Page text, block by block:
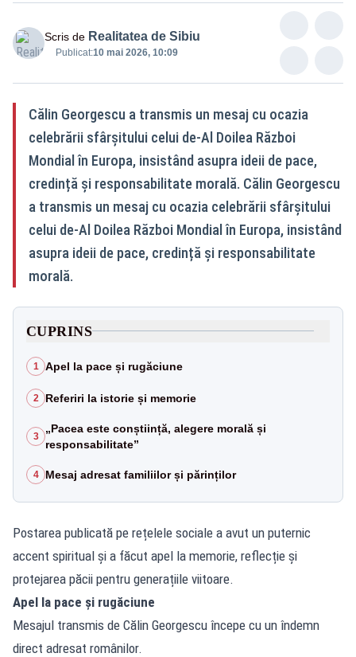
Scris de Realitatea de Sibiu
Publicat:10 mai 2026, 10:09
Călin Georgescu a transmis un mesaj cu ocazia
celebrării sfârșitului celui de-Al Doilea Război
Mondial în Europa, insistând asupra ideii de pace,
credință și responsabilitate morală. Călin Georgescu
a transmis un mesaj cu ocazia celebrării sfârșitului
celui de-Al Doilea Război Mondial în Europa, insistând
asupra ideii de pace, credință și responsabilitate
morală.
CUPRINS
1 Apel la pace și rugăciune
2 Referiri la istorie și memorie
3
„Pacea este conștiință, alegere morală și
responsabilitate”
4 Mesaj adresat familiilor și părinților
Postarea publicată pe rețelele sociale a avut un puternic
accent spiritual și a făcut apel la memorie, reflecție și
protejarea păcii pentru generațiile viitoare.
Apel la pace și rugăciune
Mesajul transmis de Călin Georgescu începe cu un îndemn
direct adresat românilor.